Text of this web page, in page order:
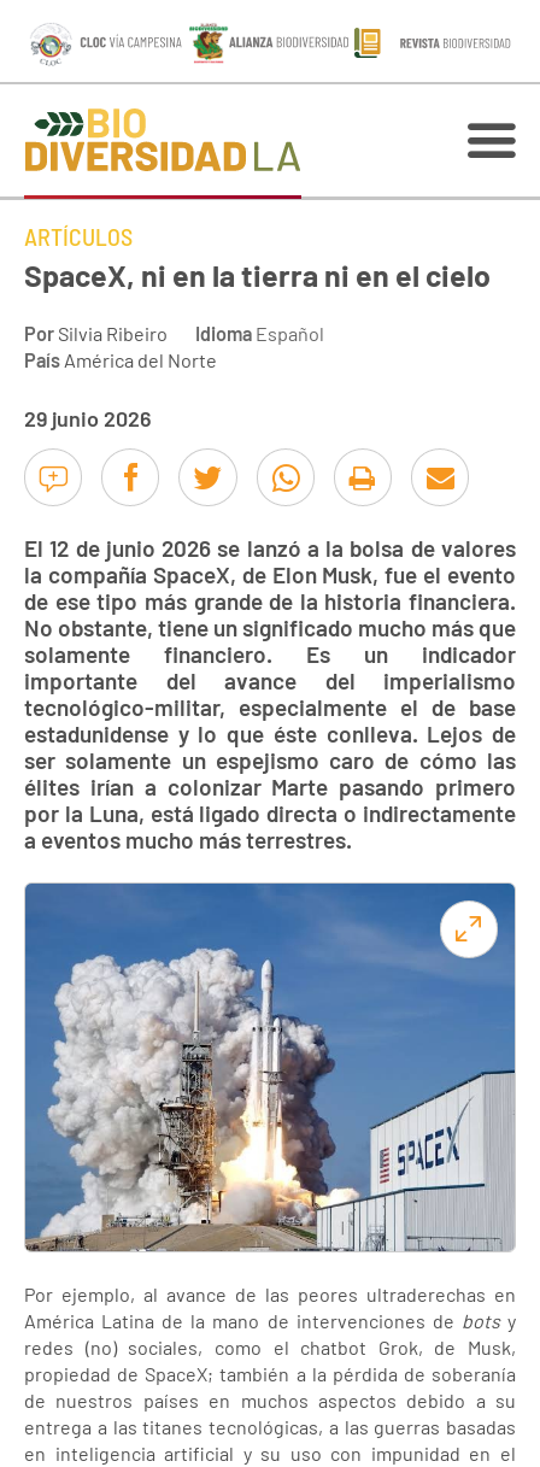
ARTÍCULOS
SpaceX, ni en la tierra ni en el cielo
Por Silvia Ribeiro Idioma Español
País América del Norte
29 junio 2026
El 12 de junio 2026 se lanzó a la bolsa de valores
la compañía SpaceX, de Elon Musk, fue el evento
de ese tipo más grande de la historia financiera.
No obstante, tiene un significado mucho más que
solamente financiero. Es un indicador
importante del avance del imperialismo
tecnológico-militar, especialmente el de base
estadunidense y lo que éste conlleva. Lejos de
ser solamente un espejismo caro de cómo las
élites irían a colonizar Marte pasando primero
por la Luna, está ligado directa o indirectamente
a eventos mucho más terrestres.
Por ejemplo, al avance de las peores ultraderechas en
América Latina de la mano de intervenciones de botsy
redes (no) sociales, como el chatbot Grok, de Musk,
propiedad de SpaceX; también a la pérdida de soberanía
de nuestros países en muchos aspectos debido a su
entrega a las titanes tecnológicas, a las guerras basadas
en inteligencia artificial y su uso con impunidad en el